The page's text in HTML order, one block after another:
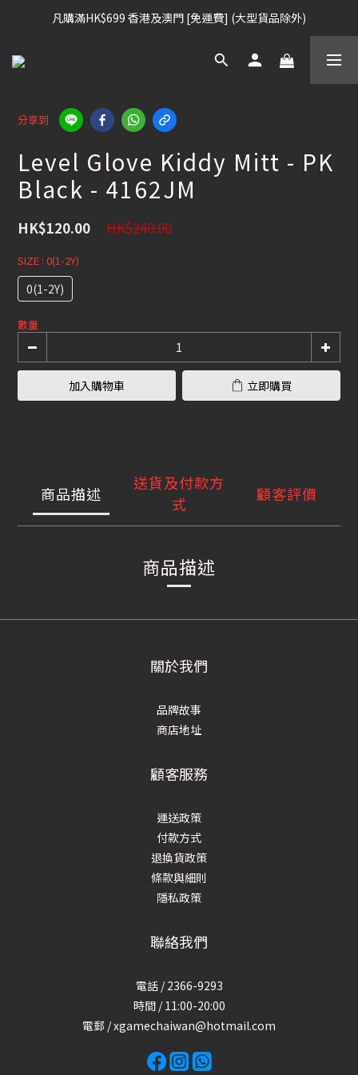
凡購滿HK$699 香港及澳門 [免運費] (大型貨品除外)
凡購滿HK$699 香港及澳門 [免運費] (大型貨品除外)
滑雪板, 固定器, 滑雪靴, 護目鏡 頭盔 , 85折 / 其他滑雪用品 75折
凡購滿HK$699 香港及澳門 [免運費] (大型貨品除外)
分享到
Level Glove Kiddy Mitt - PK
Black - 4162JM
HK$240.00
HK$120.00
SIZE : 0(1-2Y)
0(1-2Y)
數量
加入購物車 立即購買
商品描述
送貨及付款方
式
顧客評價
商品描述
關於我們
品牌故事
商店地址
顧客服務
運送政策
付款方式
退換貨政策
條款與細則
隱私政策
聯絡我們
電話 / 2366-9293
時間 / 11:00-20:00
電郵 / xgamechaiwan@hotmail.com